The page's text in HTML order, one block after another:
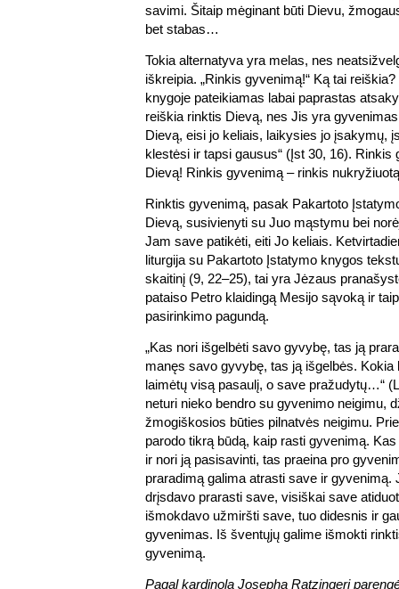
savimi. Šitaip mėginant būti Dievu,
bet stabas…
Tokia alternatyva yra melas, nes
iškreipia. „Rinkis gyvenimą!“ Ką tai
knygoje pateikiamas labai paprastas
reiškia rinktis Dievą, nes Jis yra
Dievą, eisi jo keliais, laikysies jo įsakymų,
klestėsi ir tapsi gausus“ (Įst 30, 16). Rinkis
Dievą! Rinkis gyvenimą – rinkis
Rinktis gyvenimą, pasak Pakartoto
Dievą, susivienyti su Juo mąstymu bei
Jam save patikėti, eiti Jo keliais.
liturgija su Pakartoto Įstatymo knygos
skaitinį (9, 22–25), tai yra Jėzaus
pataiso Petro klaidingą Mesijo sąvoką ir
pasirinkimo pagundą.
„Kas nori išgelbėti savo gyvybę, tas ją
manęs savo gyvybę, tas ją išgelbės. Kokia
laimėtų visą pasaulį, o save pražudytų…“
neturi nieko bendro su gyvenimo neigimu,
žmogiškosios būties pilnatvės neigimu.
parodo tikrą būdą, kaip rasti gyvenimą.
ir nori ją pasisavinti, tas praeina pro
praradimą galima atrasti save ir gyvenimą.
drįsdavo prarasti save, visiškai save
išmokdavo užmiršti save, tuo didesnis ir
gyvenimas. Iš šventųjų galime išmokti
gyvenimą.
Pagal kardinolą Josephą Ratzingerį